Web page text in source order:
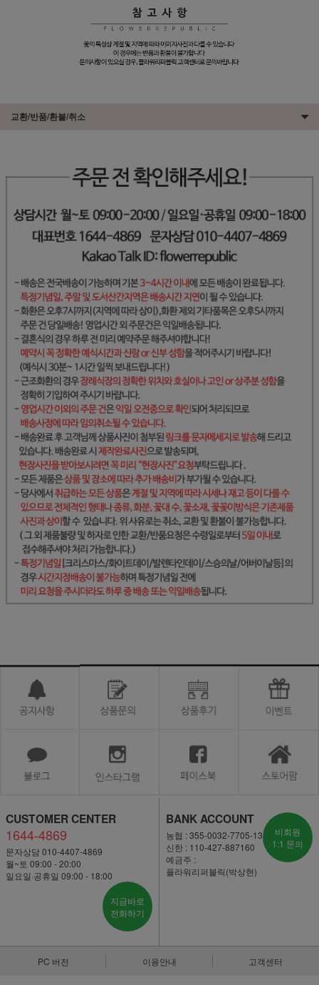
교환/반품/환불/취소
CUSTOMER CENTER
1644-4869
문자상담 010-4407-4869
월~토 09:00 - 20:00
일요일·공휴일 09:00 - 18:00
지금바로
전화하기
BANK ACCOUNT
농협 : 355-0032-7705-13
신한 : 110-427-887160
예금주 :
플라워리퍼블릭(박상현)
비회원
1:1 문의
PC 버전 이용안내 고객센터